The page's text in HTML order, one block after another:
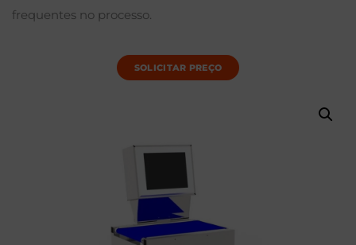
frequentes no processo.
SOLICITAR PREÇO